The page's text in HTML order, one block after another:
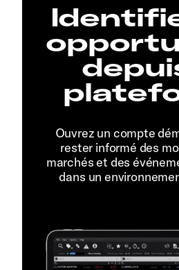
Ouvrez un compte
rester informé des
marchés et des
dans un